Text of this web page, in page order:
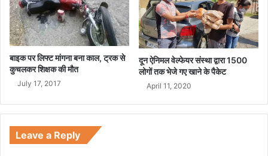
बाइक पर लिफ्ट मांगना बना काल, ट्रक से
कुचलकर शिक्षक की मौत
July 17, 2017
दून ऐनिमल वेल्फेयर संस्था द्वारा 1500
लोगों तक भेजे गए खाने के पैकेट
April 11, 2020
Leave a Reply